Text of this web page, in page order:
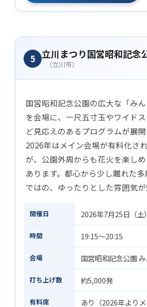
5 立川まつり国営昭和記念
（立川市）
国営昭和記念公園の広大な「みん
を会場に、一尺五寸玉やワイド
ど見応えのあるプログラムが展開
2026年はメイン会場が有料化さ
が、公園外周からも花火を楽し
あります。都心から少し離れた
ではの、ゆったりとした雰囲気が
開催日 2026年7月25日（土）
時間 19:15〜20:15
会場 国営昭和記念公園
打ち上げ数 約5,000発
有料席 あり（2026年より